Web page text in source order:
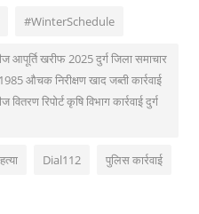
#WinterSchedule
आपूर्ति खरीफ 2025 दुर्ग जिला समाचार
औचक निरीक्षण खाद जब्ती कार्रवाई
रिपोर्ट कृषि विभाग कार्रवाई दुर्ग
Dial112 पुलिस कार्रवाई